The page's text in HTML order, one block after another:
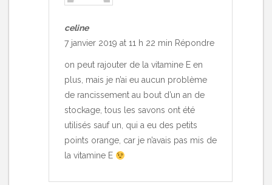
celine
7 janvier 2019 at 11 h 22 min Répondre
on peut rajouter de la vitamine E en
plus, mais je n’ai eu aucun problème
de rancissement au bout d’un an de
stockage, tous les savons ont été
utilisés sauf un, qui a eu des petits
points orange, car je n’avais pas mis de
la vitamine E